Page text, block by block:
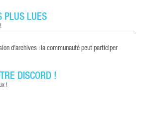
PLUS LUES
d'archives : la communauté peut participer
DISCORD !
!